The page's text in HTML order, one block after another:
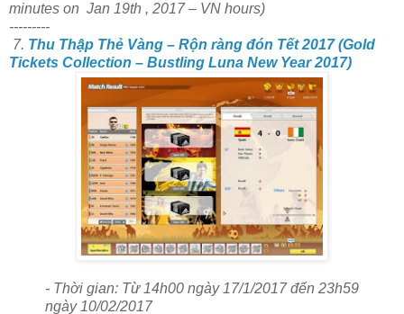
minutes on Jan 19th , 2017 – VN hours)
---------
7. Thu Thập Thẻ Vàng – Rộn ràng đón Tết 2017 (Gold
Tickets Collection – Bustling Luna New Year 2017)
- Thời gian: Từ 14h00 ngày 17/1/2017 đến 23h59
ngày 10/02/2017